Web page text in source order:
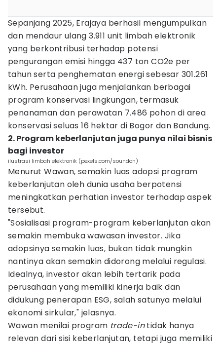
Sepanjang 2025, Erajaya berhasil mengumpulkan
dan mendaur ulang 3.911 unit limbah elektronik
yang berkontribusi terhadap potensi
pengurangan emisi hingga 437 ton CO2e per
tahun serta penghematan energi sebesar 301.261
kWh. Perusahaan juga menjalankan berbagai
program konservasi lingkungan, termasuk
penanaman dan perawatan 7.486 pohon di area
konservasi seluas 16 hektar di Bogor dan Bandung.
2. Program keberlanjutan juga punya nilai bisnis
bagi investor
ilustrasi limbah elektronik (pexels.com/soundon)
Menurut Wawan, semakin luas adopsi program
keberlanjutan oleh dunia usaha berpotensi
meningkatkan perhatian investor terhadap aspek
tersebut.
"Sosialisasi program-program keberlanjutan akan
semakin membuka wawasan investor. Jika
adopsinya semakin luas, bukan tidak mungkin
nantinya akan semakin didorong melalui regulasi.
Idealnya, investor akan lebih tertarik pada
perusahaan yang memiliki kinerja baik dan
didukung penerapan ESG, salah satunya melalui
ekonomi sirkular," jelasnya.
Wawan menilai program trade-intidak hanya
relevan dari sisi keberlanjutan, tetapi juga memiliki